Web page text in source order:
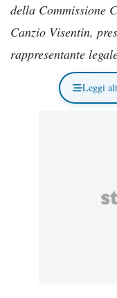
della Commissione
Canzio Visentin,
rappresentante
Leggi